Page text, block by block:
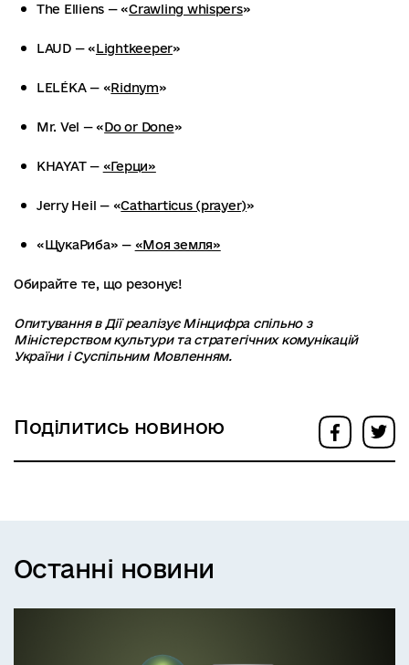
The Elliens — «Crawling whispers»
LAUD — «Lightkeeper»
LELÉKA — «Ridnym»
Mr. Vel — «Do or Done»
KHAYAT — «Герци»
Jerry Heil — «Catharticus (prayer)»
«ЩукаРиба» — «Моя земля»
Обирайте те, що резонує!
Опитування в Дії реалізує Мінцифра спільно з
Міністерством культури та стратегічних комунікацій
України і Суспільним Мовленням.
Поділитись новиною
Останні новини